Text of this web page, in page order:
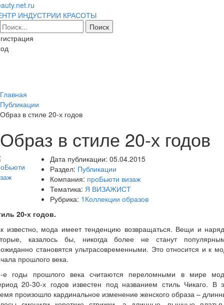
ИНДУСТРИИ КРАСОТЫ
Главная
Публикации
Образ в стиле 20-х годов
Образ в стиле 20-х годов
Дата публикации: 05.04.2015
Раздел: Публикации
Компания: проБьюти визаж
Тематика: Я ВИЗАЖИСТ
Рубрика: 1Коллекции образов
20-х годов.
известно, мода имеет тенденцию возвращаться. Вещи и
казалось бы, никогда более не станут
становятся ультрасовременными. Это относится и к
прошлого века.
е годы прошлого века считаются переломными в мире
20-30-х годов известен под названием стиль Чикаго. В
произошло кардинальное изменение женского образа –